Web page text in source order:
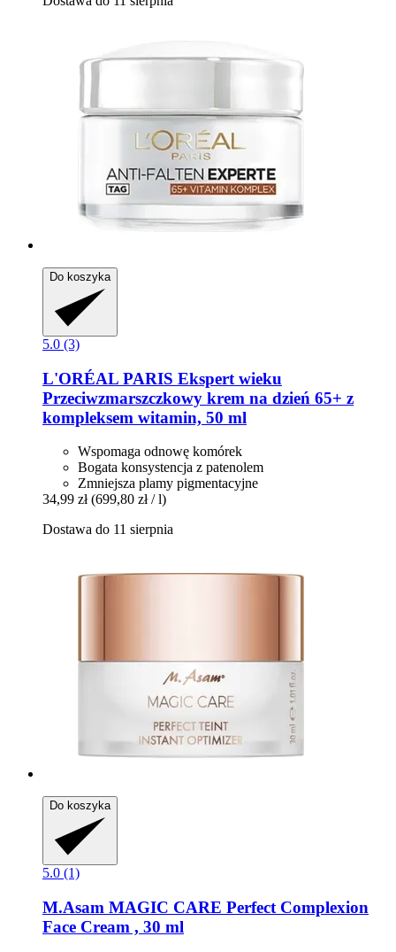
Do koszyka
5.0 (3)
L'ORÉAL PARIS Ekspert wieku
Przeciwzmarszczkowy krem na dzień 65+ z
kompleksem witamin, 50 ml
Wspomaga odnowę komórek
Bogata konsystencja z patenolem
Zmniejsza plamy pigmentacyjne
34,99 zł (699,80 zł / l)
Dostawa do 11 sierpnia
Do koszyka
5.0 (1)
M.Asam MAGIC CARE Perfect Complexion
Face Cream , 30 ml